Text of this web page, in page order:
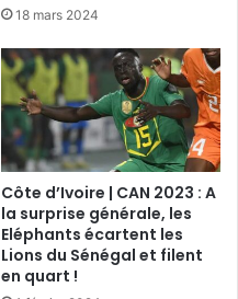
18 mars 2024
Côte d’Ivoire | CAN 2023 : A
la surprise générale, les
Eléphants écartent les
Lions du Sénégal et filent
en quart !